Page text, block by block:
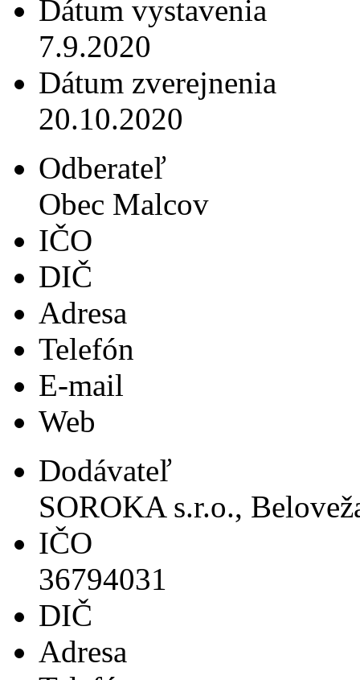
Dátum vystavenia
7.9.2020
Dátum zverejnenia
20.10.2020
Odberateľ
Obec Malcov
IČO
DIČ
Adresa
Telefón
E-mail
Web
Dodávateľ
SOROKA s.r.o.,
IČO
36794031
DIČ
Adresa